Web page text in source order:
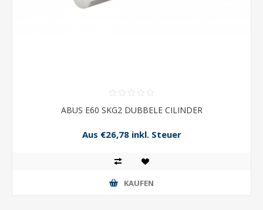
ABUS E60 SKG2 DUBBELE CILINDER
Aus €26,78 inkl. Steuer
KAUFEN